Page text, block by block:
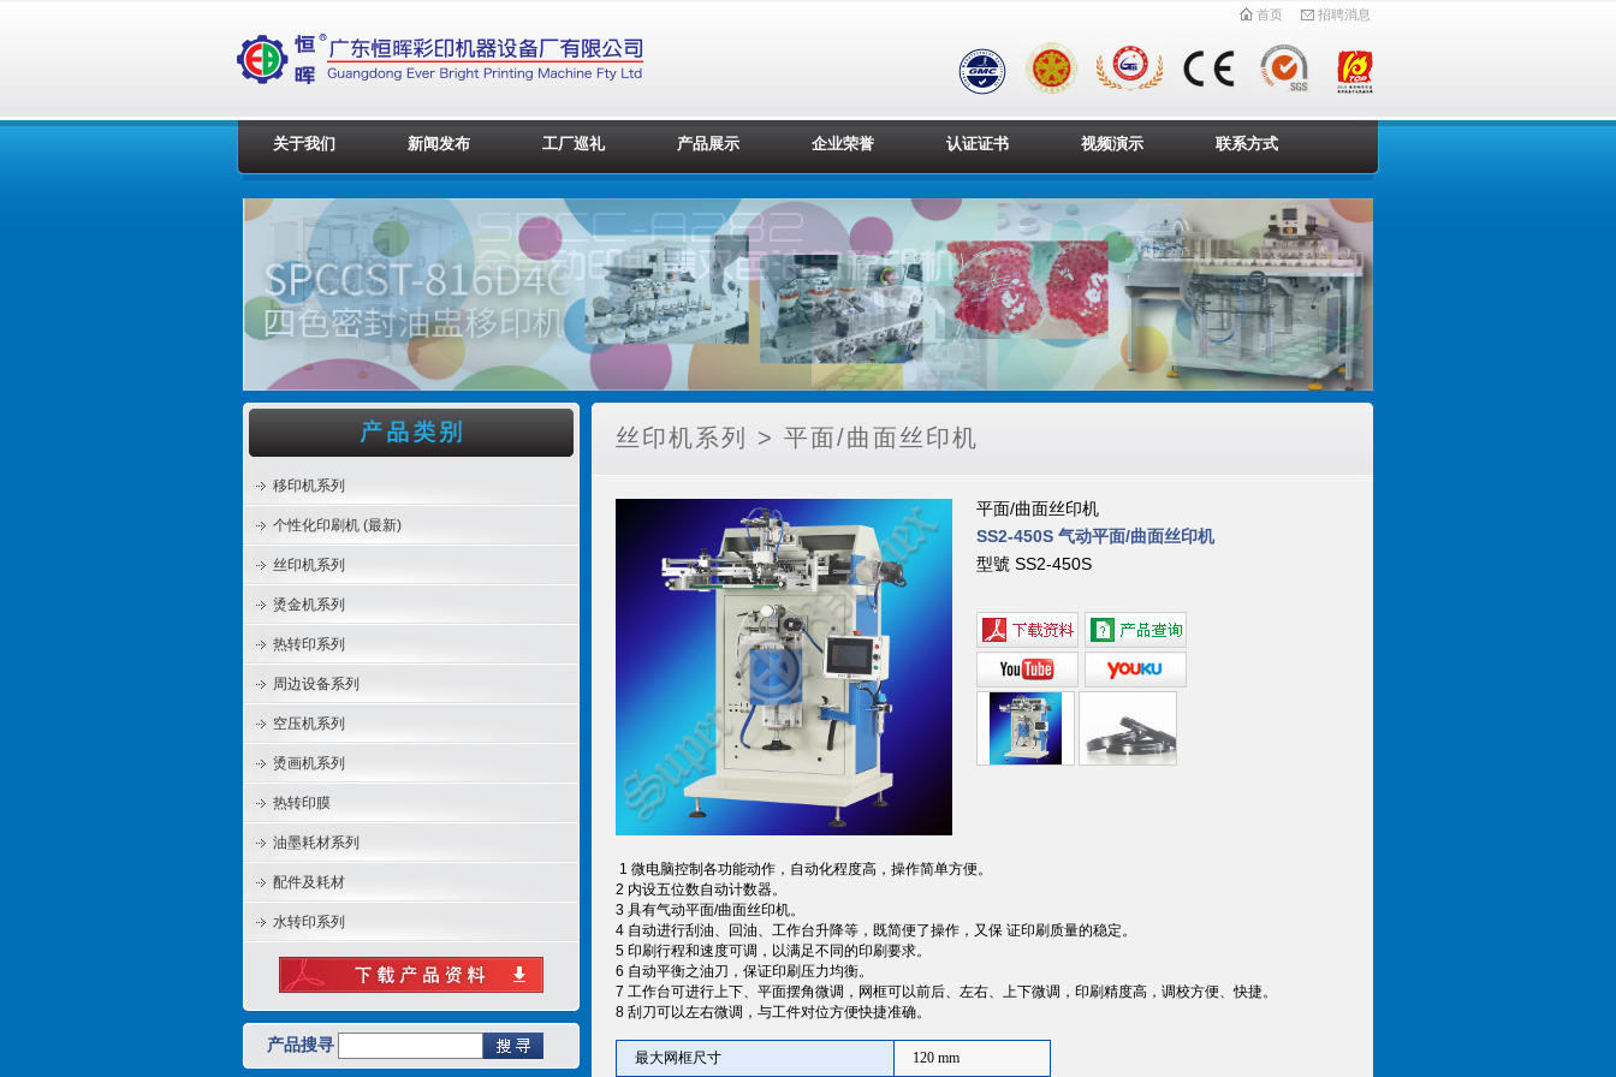
首页 招聘消息
关于我们 新闻发布 工厂巡礼 产品展示 企业荣誉 认证证书 视频演示 联系方式
移印机系列
个性化印刷机 (最新)
丝印机系列
烫金机系列
热转印系列
周边设备系列
空压机系列
烫画机系列
热转印膜
油墨耗材系列
配件及耗材
水转印系列
产品搜寻
丝印机系列 > 平面/曲面丝印机
平面/曲面丝印机
SS2-450S 气动平面/曲面丝印机
型號 SS2-450S
1 微电脑控制各功能动作，自动化程度高，操作简单方便。
2 内设五位数自动计数器。
3 具有气动平面/曲面丝印机。
4 自动进行刮油、回油、工作台升降等，既简便了操作，又保 证印刷质量的稳定。
5 印刷行程和速度可调，以满足不同的印刷要求。
6 自动平衡之油刀，保证印刷压力均衡。
7 工作台可进行上下、平面摆角微调，网框可以前后、左右、上下微调，印刷精度高，调校方便、快捷。
8 刮刀可以左右微调，与工件对位方便快捷准确。
最大网框尺寸 120 mm